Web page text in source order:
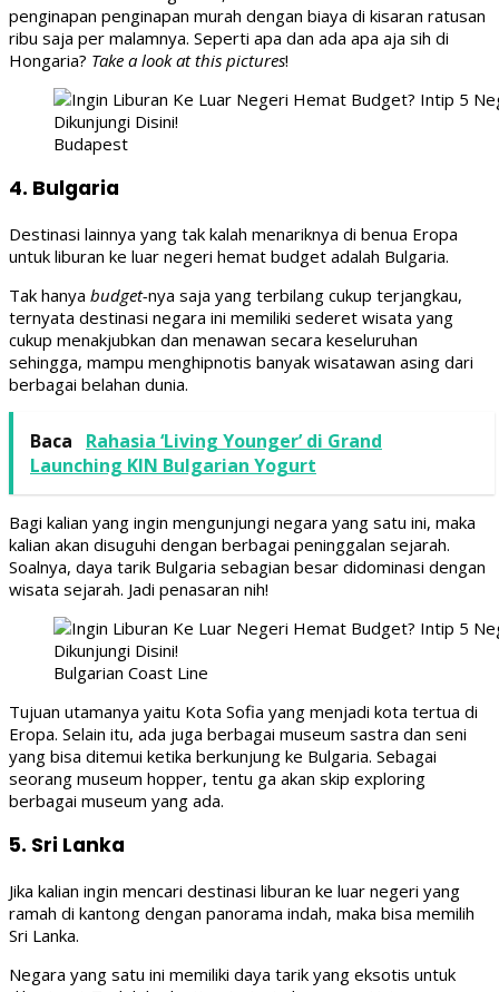
penginapan penginapan murah dengan biaya di kisaran ratusan
ribu saja per malamnya. Seperti apa dan ada apa aja sih di
Hongaria? Take a look at this pictures!
Budapest
4. Bulgaria
Destinasi lainnya yang tak kalah menariknya di benua Eropa
untuk liburan ke luar negeri hemat budget adalah Bulgaria.
Tak hanya budget-nya saja yang terbilang cukup terjangkau,
ternyata destinasi negara ini memiliki sederet wisata yang
cukup menakjubkan dan menawan secara keseluruhan
sehingga, mampu menghipnotis banyak wisatawan asing dari
berbagai belahan dunia.
Baca
Rahasia ‘Living Younger’ di Grand
Launching KIN Bulgarian Yogurt
Bagi kalian yang ingin mengunjungi negara yang satu ini, maka
kalian akan disuguhi dengan berbagai peninggalan sejarah.
Soalnya, daya tarik Bulgaria sebagian besar didominasi dengan
wisata sejarah. Jadi penasaran nih!
Bulgarian Coast Line
Tujuan utamanya yaitu Kota Sofia yang menjadi kota tertua di
Eropa. Selain itu, ada juga berbagai museum sastra dan seni
yang bisa ditemui ketika berkunjung ke Bulgaria. Sebagai
seorang museum hopper, tentu ga akan skip exploring
berbagai museum yang ada.
5. Sri Lanka
Jika kalian ingin mencari destinasi liburan ke luar negeri yang
ramah di kantong dengan panorama indah, maka bisa memilih
Sri Lanka.
Negara yang satu ini memiliki daya tarik yang eksotis untuk